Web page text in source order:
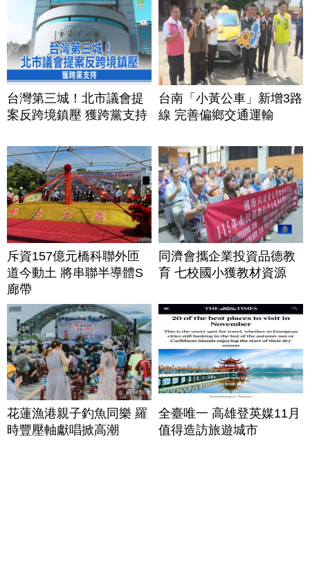
台灣第三城！北市議會提
案反跨境鎮壓 獲跨黨支持
台南「小黃公車」新增3路
線 完善偏鄉交通運輸
斥資157億元橋科聯外匝
道今動土 將串聯半導體S
廊帶
同濟會攜企業投資品德教
育 七校國小獲教材資源
花蓮漁港親子釣魚同樂 羅
時豐壓軸獻唱掀高潮
全臺唯一 高雄登英媒11月
值得造訪旅遊城市